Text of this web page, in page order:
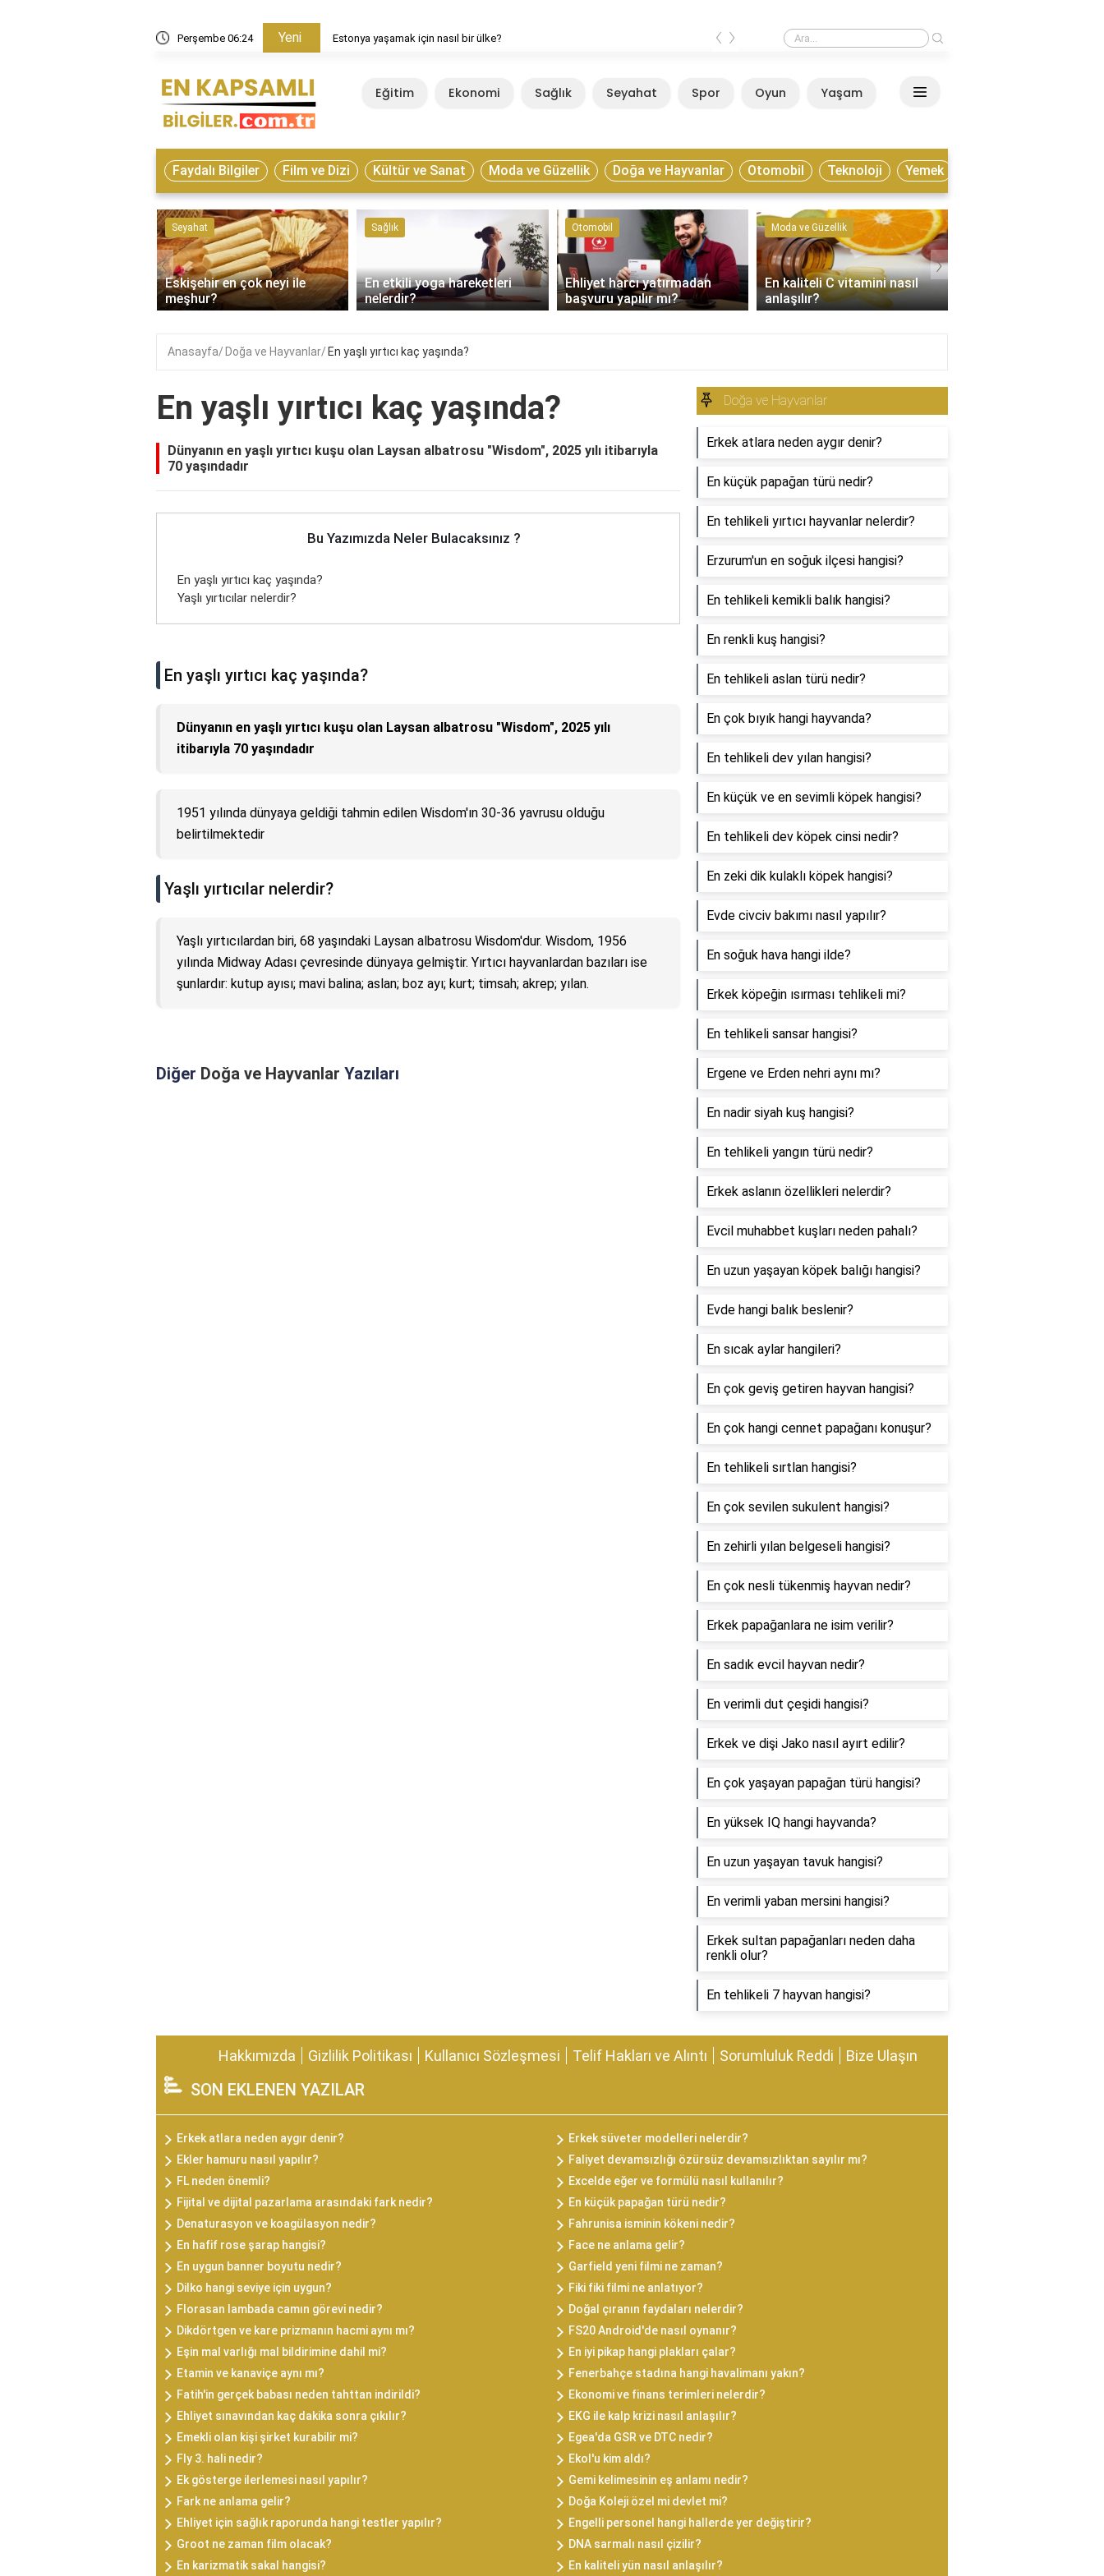
Perşembe 06:24 Yeni Estonya yaşamak için nasıl bir ülke? Estonya yaşamak için nasıl bir ülke?
‹ ›
Eğitim Ekonomi Sağlık Seyahat Spor Oyun Yaşam
Faydalı Bilgiler Film ve Dizi Kültür ve Sanat Moda ve Güzellik Doğa ve Hayvanlar Otomobil Teknoloji Yemek
Seyahat
Eskişehir en çok neyi ile
meşhur?
Sağlık
En etkili yoga hareketleri
nelerdir?
Otomobil
Ehliyet harcı yatırmadan
başvuru yapılır mı?
Moda ve Güzellik
En kaliteli C vitamini nasıl
anlaşılır?
‹ ›
Anasayfa Doğa ve Hayvanlar En yaşlı yırtıcı kaç yaşında?
En yaşlı yırtıcı kaç yaşında?
Dünyanın en yaşlı yırtıcı kuşu olan Laysan albatrosu "Wisdom", 2025 yılı itibarıyla
70 yaşındadır
Bu Yazımızda Neler Bulacaksınız ?
En yaşlı yırtıcı kaç yaşında?
Yaşlı yırtıcılar nelerdir?
En yaşlı yırtıcı kaç yaşında?
Dünyanın en yaşlı yırtıcı kuşu olan Laysan albatrosu "Wisdom", 2025 yılı
itibarıyla 70 yaşındadır
1951 yılında dünyaya geldiği tahmin edilen Wisdom'ın 30-36 yavrusu olduğu
belirtilmektedir
Yaşlı yırtıcılar nelerdir?
Yaşlı yırtıcılardan biri, 68 yaşındaki Laysan albatrosu Wisdom'dur. Wisdom, 1956
yılında Midway Adası çevresinde dünyaya gelmiştir. Yırtıcı hayvanlardan bazıları ise
şunlardır: kutup ayısı; mavi balina; aslan; boz ayı; kurt; timsah; akrep; yılan.
Diğer Doğa ve Hayvanlar Yazıları
Doğa ve Hayvanlar
Erkek atlara neden aygır denir?
En küçük papağan türü nedir?
En tehlikeli yırtıcı hayvanlar nelerdir?
Erzurum'un en soğuk ilçesi hangisi?
En tehlikeli kemikli balık hangisi?
En renkli kuş hangisi?
En tehlikeli aslan türü nedir?
En çok bıyık hangi hayvanda?
En tehlikeli dev yılan hangisi?
En küçük ve en sevimli köpek hangisi?
En tehlikeli dev köpek cinsi nedir?
En zeki dik kulaklı köpek hangisi?
Evde civciv bakımı nasıl yapılır?
En soğuk hava hangi ilde?
Erkek köpeğin ısırması tehlikeli mi?
En tehlikeli sansar hangisi?
Ergene ve Erden nehri aynı mı?
En nadir siyah kuş hangisi?
En tehlikeli yangın türü nedir?
Erkek aslanın özellikleri nelerdir?
Evcil muhabbet kuşları neden pahalı?
En uzun yaşayan köpek balığı hangisi?
Evde hangi balık beslenir?
En sıcak aylar hangileri?
En çok geviş getiren hayvan hangisi?
En çok hangi cennet papağanı konuşur?
En tehlikeli sırtlan hangisi?
En çok sevilen sukulent hangisi?
En zehirli yılan belgeseli hangisi?
En çok nesli tükenmiş hayvan nedir?
Erkek papağanlara ne isim verilir?
En sadık evcil hayvan nedir?
En verimli dut çeşidi hangisi?
Erkek ve dişi Jako nasıl ayırt edilir?
En çok yaşayan papağan türü hangisi?
En yüksek IQ hangi hayvanda?
En uzun yaşayan tavuk hangisi?
En verimli yaban mersini hangisi?
Erkek sultan papağanları neden daha
renkli olur?
En tehlikeli 7 hayvan hangisi?
Hakkımızda Gizlilik Politikası Kullanıcı Sözleşmesi Telif Hakları ve Alıntı Sorumluluk Reddi Bize Ulaşın
SON EKLENEN YAZILAR
Erkek atlara neden aygır denir?
Erkek süveter modelleri nelerdir?
Ekler hamuru nasıl yapılır?
Faliyet devamsızlığı özürsüz devamsızlıktan sayılır mı?
FL neden önemli?
Excelde eğer ve formülü nasıl kullanılır?
Fijital ve dijital pazarlama arasındaki fark nedir?
En küçük papağan türü nedir?
Denaturasyon ve koagülasyon nedir?
Fahrunisa isminin kökeni nedir?
En hafif rose şarap hangisi?
Face ne anlama gelir?
En uygun banner boyutu nedir?
Garfield yeni filmi ne zaman?
Dilko hangi seviye için uygun?
Fiki fiki filmi ne anlatıyor?
Florasan lambada camın görevi nedir?
Doğal çıranın faydaları nelerdir?
Dikdörtgen ve kare prizmanın hacmi aynı mı?
FS20 Android'de nasıl oynanır?
Eşin mal varlığı mal bildirimine dahil mi?
En iyi pikap hangi plakları çalar?
Etamin ve kanaviçe aynı mı?
Fenerbahçe stadına hangi havalimanı yakın?
Fatih'in gerçek babası neden tahttan indirildi?
Ekonomi ve finans terimleri nelerdir?
Ehliyet sınavından kaç dakika sonra çıkılır?
EKG ile kalp krizi nasıl anlaşılır?
Emekli olan kişi şirket kurabilir mi?
Egea'da GSR ve DTC nedir?
Fly 3. hali nedir?
Ekol'u kim aldı?
Ek gösterge ilerlemesi nasıl yapılır?
Gemi kelimesinin eş anlamı nedir?
Fark ne anlama gelir?
Doğa Koleji özel mi devlet mi?
Ehliyet için sağlık raporunda hangi testler yapılır?
Engelli personel hangi hallerde yer değiştirir?
Groot ne zaman film olacak?
DNA sarmalı nasıl çizilir?
En karizmatik sakal hangisi?
En kaliteli yün nasıl anlaşılır?